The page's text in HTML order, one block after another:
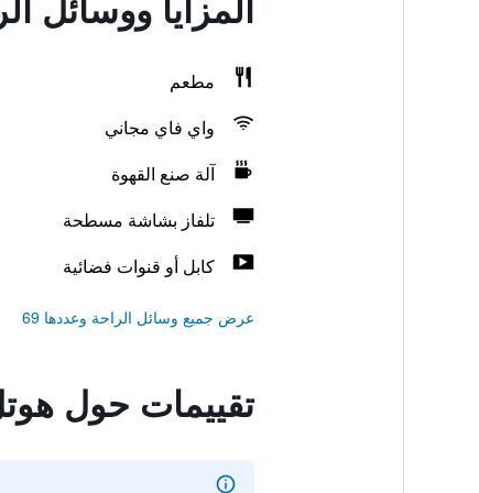
مطعم
واي فاي مجاني
آلة صنع القهوة
تلفاز بشاشة مسطحة
كابل أو قنوات فضائية
عرض جميع وسائل الراحة وعددها 69
تقييمات حول